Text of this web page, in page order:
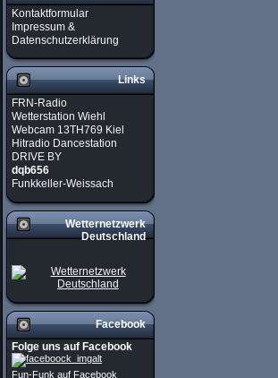
Kontaktformular
Impressum &
Datenschutzerklärung
Links
FRN-Radio
Wetterstation Wiehl
Webcam 13TH769 Kiel
Hitradio Dancestation
DRIVE BY
dqb656
Funkkeller-Weissach
Wetternetzwerk
Deutschland
Facebook
Folge uns auf Facebook
Fun-Funk auf Facebook